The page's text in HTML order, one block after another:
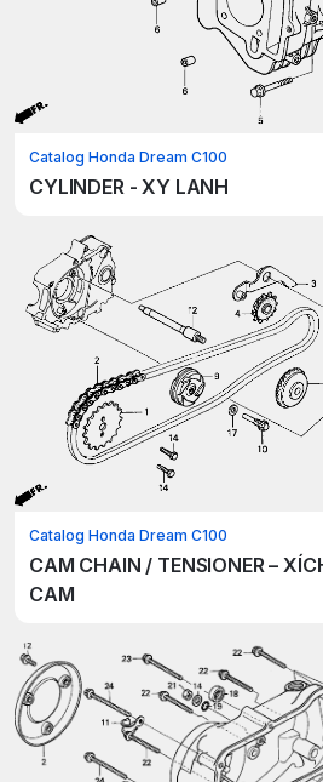
Catalog Honda Dream C100
CYLINDER - XY LANH
Catalog Honda Dream C100
CAM CHAIN / TENSIONER –
CAM